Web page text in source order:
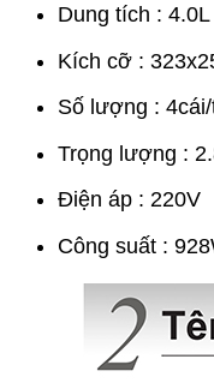
Dung tích : 4.0L
Kích cỡ :
Số lượng :
Trọng lượng :
Điện áp : 220V
Công suất :